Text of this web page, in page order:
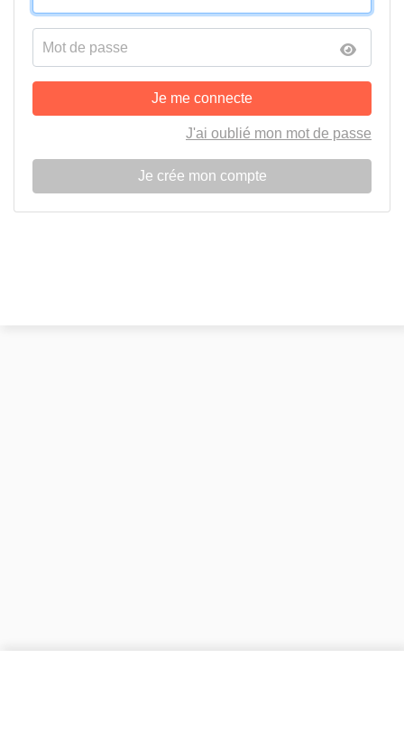
Mot de passe
Je me connecte
J'ai oublié mon mot de passe
Je crée mon compte